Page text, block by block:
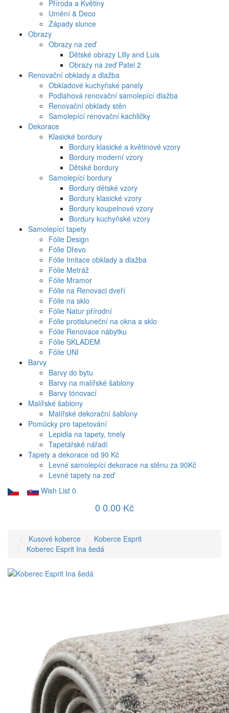
Příroda a Květiny
Umění & Deco
Západy slunce
Obrazy
Obrazy na zeď
Dětské obrazy Lilly and Luis
Obrazy na zeď Patel 2
Renovační obklady a dlažba
Obkladové kuchyňské panely
Podlahová renovační samolepící dlažba
Renovační obklady stěn
Samolepící renovační kachličky
Dekorace
Klasické bordury
Bordury klasické a květinové vzory
Bordury moderní vzory
Dětské bordury
Samolepící bordury
Bordury dětské vzory
Bordury klasické vzory
Bordury koupelnové vzory
Bordury kuchyňské vzory
Samolepící tapety
Fólie Design
Fólie Dřevo
Fólie Imitace obklady a dlažba
Fólie Metráž
Fólie Mramor
Fólie na Renovaci dveří
Fólie na sklo
Fólie Natur přírodní
Fólie protisluneční na okna a sklo
Fólie Renovace nábytku
Fólie SKLADEM
Fólie UNI
Barvy
Barvy do bytu
Barvy na malířské šablony
Barvy tónovací
Malířské šablony
Malířské dekorační šablony
Pomůcky pro tapetování
Lepidla na tapety, tmely
Tapetářské nářadí
Tapety a dekorace od 90 Kč
Levné samolepící dekorace na stěnu za 90Kč
Levné tapety na zeď
Wish List 0
0 0.00 Kč
Kusové koberce
Koberce Esprit
Koberec Esprit Ina šedá